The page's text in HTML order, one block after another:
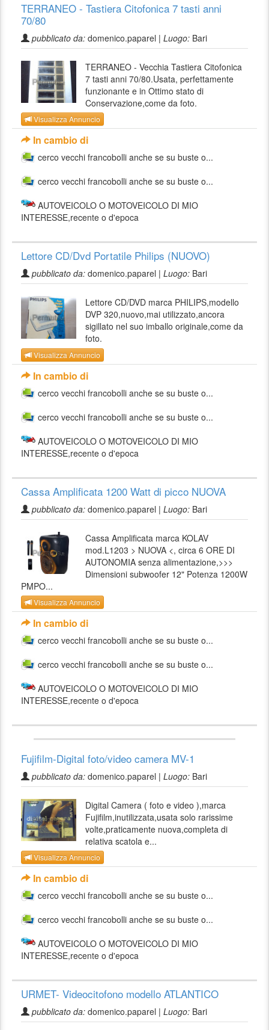
TERRANEO - Tastiera Citofonica 7 tasti anni
70/80
pubblicato da: domenico.paparel | Luogo: Bari
TERRANEO - Vecchia Tastiera Citofonica
7 tasti anni 70/80.Usata, perfettamente
funzionante e in Ottimo stato di
Conservazione,come da foto.
Visualizza Annuncio
In cambio di
cerco vecchi francobolli anche se su buste o...
cerco vecchi francobolli anche se su buste o...
AUTOVEICOLO O MOTOVEICOLO DI MIO
INTERESSE,recente o d'epoca
Lettore CD/Dvd Portatile Philips (NUOVO)
pubblicato da: domenico.paparel | Luogo: Bari
Lettore CD/DVD marca PHILIPS,modello
DVP 320,nuovo,mai utilizzato,ancora
sigillato nel suo imballo originale,come da
foto.
Visualizza Annuncio
In cambio di
cerco vecchi francobolli anche se su buste o...
cerco vecchi francobolli anche se su buste o...
AUTOVEICOLO O MOTOVEICOLO DI MIO
INTERESSE,recente o d'epoca
Cassa Amplificata 1200 Watt di picco NUOVA
pubblicato da: domenico.paparel | Luogo: Bari
Cassa Amplificata marca KOLAV
mod.L1203 > NUOVA <, circa 6 ORE DI
AUTONOMIA senza alimentazione,>>>
Dimensioni subwoofer 12" Potenza 1200W
PMPO...
Visualizza Annuncio
In cambio di
cerco vecchi francobolli anche se su buste o...
cerco vecchi francobolli anche se su buste o...
AUTOVEICOLO O MOTOVEICOLO DI MIO
INTERESSE,recente o d'epoca
Fujifilm-Digital foto/video camera MV-1
pubblicato da: domenico.paparel | Luogo: Bari
Digital Camera ( foto e video ),marca
Fujifilm,inutilizzata,usata solo rarissime
volte,praticamente nuova,completa di
relativa scatola e...
Visualizza Annuncio
In cambio di
cerco vecchi francobolli anche se su buste o...
cerco vecchi francobolli anche se su buste o...
AUTOVEICOLO O MOTOVEICOLO DI MIO
INTERESSE,recente o d'epoca
URMET- Videocitofono modello ATLANTICO
pubblicato da: domenico.paparel | Luogo: Bari